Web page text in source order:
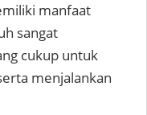
manfaat
sangat
cukup untuk
menjalankan